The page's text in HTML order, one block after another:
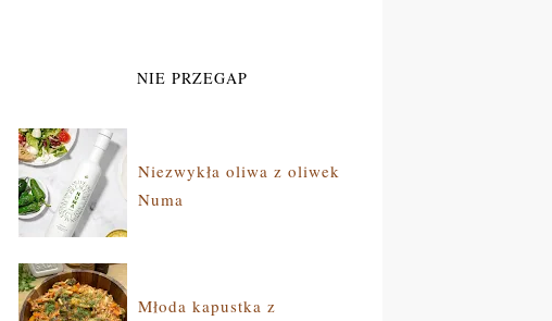
NIE PRZEGAP
Niezwykła oliwa z oliwek
Numa
Młoda kapustka z